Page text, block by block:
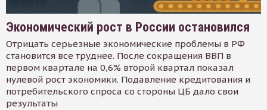
Экономический рост в России остановился
Отрицать серьезные экономические проблемы в РФ
становится все труднее. После сокращения ВВП в
первом квартале на 0,6% второй квартал показал
нулевой рост экономики. Подавление кредитования и
потребительского спроса со стороны ЦБ дало свои
результаты